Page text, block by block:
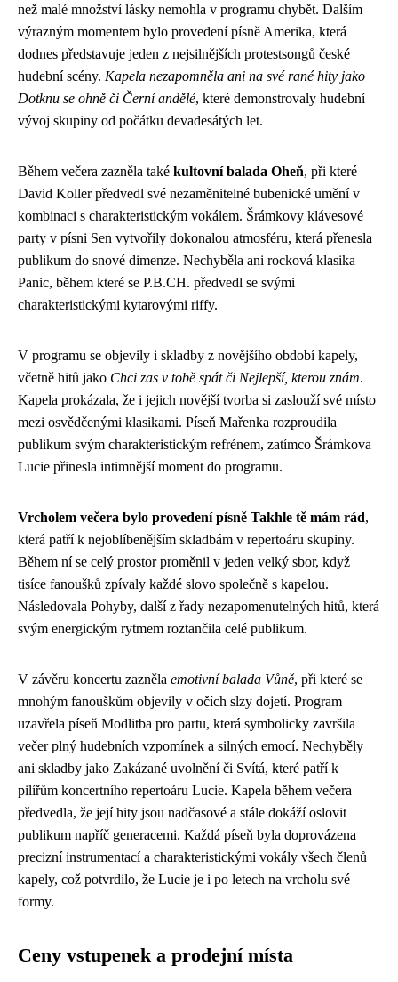
než malé množství lásky nemohla v programu chybět. Dalším
výrazným momentem bylo provedení písně Amerika, která
dodnes představuje jeden z nejsilnějších protestsongů české
hudební scény. Kapela nezapomněla ani na své rané hity jako
Dotknu se ohně či Černí andělé, které demonstrovaly hudební
vývoj skupiny od počátku devadesátých let.
Během večera zazněla také kultovní balada Oheň, při které
David Koller předvedl své nezaměnitelné bubenické umění v
kombinaci s charakteristickým vokálem. Šrámkovy klávesové
party v písni Sen vytvořily dokonalou atmosféru, která přenesla
publikum do snové dimenze. Nechyběla ani rocková klasika
Panic, během které se P.B.CH. předvedl se svými
charakteristickými kytarovými riffy.
V programu se objevily i skladby z novějšího období kapely,
včetně hitů jako Chci zas v tobě spát či Nejlepší, kterou znám.
Kapela prokázala, že i jejich novější tvorba si zaslouží své místo
mezi osvědčenými klasikami. Píseň Mařenka rozproudila
publikum svým charakteristickým refrénem, zatímco Šrámkova
Lucie přinesla intimnější moment do programu.
Vrcholem večera bylo provedení písně Takhle tě mám rád,
která patří k nejoblíbenějším skladbám v repertoáru skupiny.
Během ní se celý prostor proměnil v jeden velký sbor, když
tisíce fanoušků zpívaly každé slovo společně s kapelou.
Následovala Pohyby, další z řady nezapomenutelných hitů, která
svým energickým rytmem roztančila celé publikum.
V závěru koncertu zazněla emotivní balada Vůně, při které se
mnohým fanouškům objevily v očích slzy dojetí. Program
uzavřela píseň Modlitba pro partu, která symbolicky završila
večer plný hudebních vzpomínek a silných emocí. Nechyběly
ani skladby jako Zakázané uvolnění či Svítá, které patří k
pilířům koncertního repertoáru Lucie. Kapela během večera
předvedla, že její hity jsou nadčasové a stále dokáží oslovit
publikum napříč generacemi. Každá píseň byla doprovázena
precizní instrumentací a charakteristickými vokály všech členů
kapely, což potvrdilo, že Lucie je i po letech na vrcholu své
formy.
Ceny vstupenek a prodejní místa